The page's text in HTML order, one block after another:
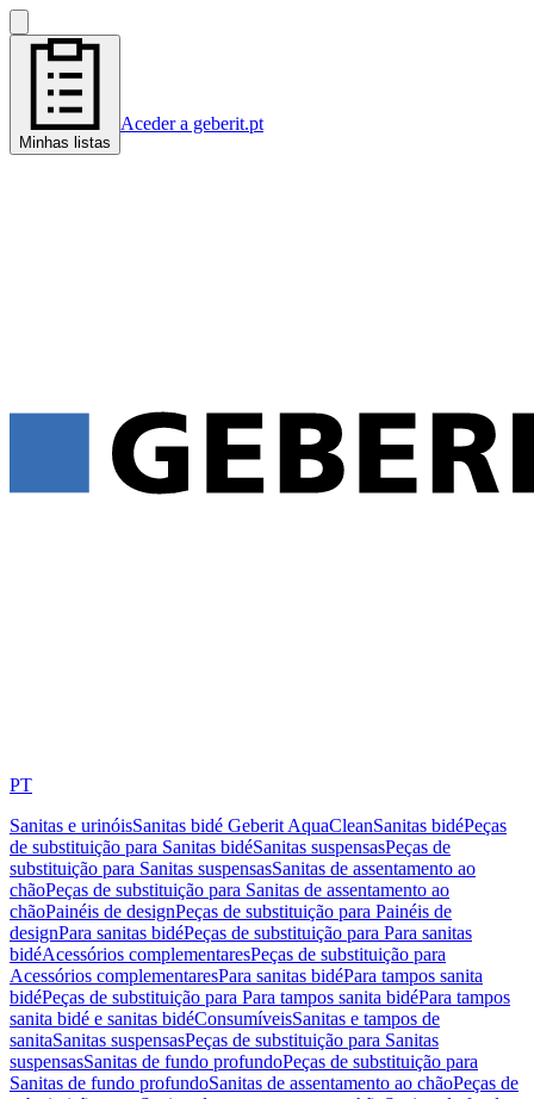
Minhas listas
Aceder a geberit.pt
PT
Sanitas e urinóisSanitas bidé Geberit AquaCleanSanitas bidéPeças
de substituição para Sanitas bidéSanitas suspensasPeças de
substituição para Sanitas suspensasSanitas de assentamento ao
chãoPeças de substituição para Sanitas de assentamento ao
chãoPainéis de designPeças de substituição para Painéis de
designPara sanitas bidéPeças de substituição para Para sanitas
bidéAcessórios complementaresPeças de substituição para
Acessórios complementaresPara sanitas bidéPara tampos sanita
bidéPeças de substituição para Para tampos sanita bidéPara tampos
sanita bidé e sanitas bidéConsumíveisSanitas e tampos de
sanitaSanitas suspensasPeças de substituição para Sanitas
suspensasSanitas de fundo profundoPeças de substituição para
Sanitas de fundo profundoSanitas de assentamento ao chãoPeças de